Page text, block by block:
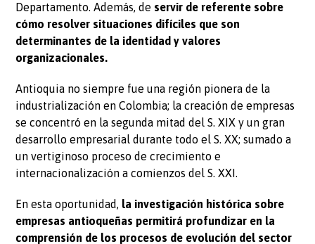
Departamento. Además, de servir de referente sobre
cómo resolver situaciones difíciles que son
determinantes de la identidad y valores
organizacionales.
Antioquia no siempre fue una región pionera de la
industrialización en Colombia; la creación de empresas
se concentró en la segunda mitad del S. XIX y un gran
desarrollo empresarial durante todo el S. XX; sumado a
un vertiginoso proceso de crecimiento e
internacionalización a comienzos del S. XXI.
En esta oportunidad, la investigación histórica sobre
empresas antioqueñas permitirá profundizar en la
comprensión de los procesos de evolución del sector